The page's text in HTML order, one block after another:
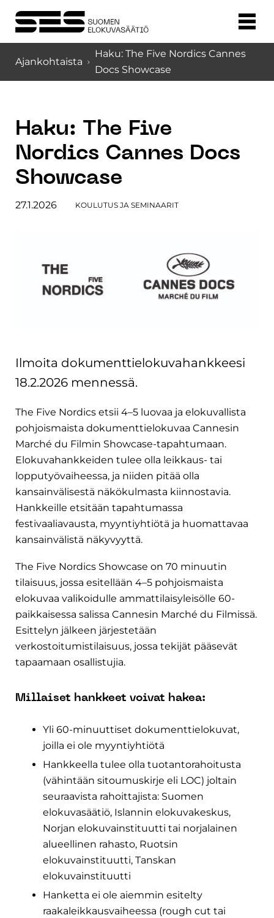
Ajankohtaista
Haku: The Five Nordics Cannes
Docs Showcase
Haku: The Five
Nordics Cannes Docs
Showcase
27.1.2026 KOULUTUS JA SEMINAARIT
Ilmoita dokumenttielokuvahankkeesi
18.2.2026 mennessä.
The Five Nordics etsii 4–5 luovaa ja elokuvallista
pohjoismaista dokumenttielokuvaa Cannesin
Marché du Filmin Showcase-tapahtumaan.
Elokuvahankkeiden tulee olla leikkaus- tai
lopputyövaiheessa, ja niiden pitää olla
kansainvälisestä näkökulmasta kiinnostavia.
Hankkeille etsitään tapahtumassa
festivaaliavausta, myyntiyhtiötä ja huomattavaa
kansainvälistä näkyvyyttä.
The Five Nordics Showcase on 70 minuutin
tilaisuus, jossa esitellään 4–5 pohjoismaista
elokuvaa valikoidulle ammattilaisyleisölle 60-
paikkaisessa salissa Cannesin Marché du Filmissä.
Esittelyn jälkeen järjestetään
verkostoitumistilaisuus, jossa tekijät pääsevät
tapaamaan osallistujia.
Millaiset hankkeet voivat hakea:
Yli 60-minuuttiset dokumenttielokuvat,
joilla ei ole myyntiyhtiötä
Hankkeella tulee olla tuotantorahoitusta
(vähintään sitoumuskirje eli LOC) joltain
seuraavista rahoittajista: Suomen
elokuvasäätiö, Islannin elokuvakeskus,
Norjan elokuvainstituutti tai norjalainen
alueellinen rahasto, Ruotsin
elokuvainstituutti, Tanskan
elokuvainstituutti
Hanketta ei ole aiemmin esitelty
raakaleikkausvaiheessa (rough cut tai